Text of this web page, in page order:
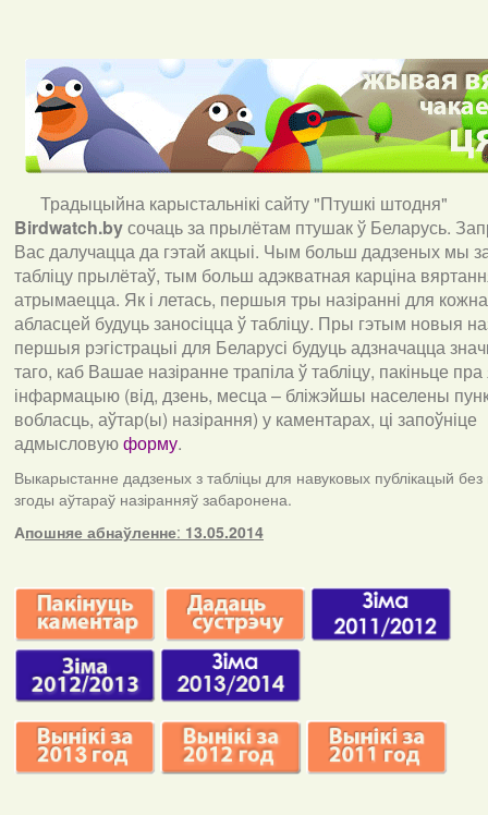
Традыцыйна карыстальнікі сайту "Птушкі штодня"
Birdwatch.byсочаць за прылётам птушак ў Беларусь.
Вас далучацца да гэтай акцыі. Чым больш дадзеных мы
табліцу прылётаў, тым больш адэкватная карціна
атрымаецца. Як і летась, першыя тры назіранні для
абласцей будуць заносіцца ў табліцу. Пры гэтым новыя
першыя рэгістрацыі для Беларусі будуць адзначацца
таго, каб Вашае назіранне трапіла ў табліцу, пакіньце пра
інфармацыю (від, дзень, месца – бліжэйшы населены
вобласць, аўтар(ы) назірання) у каментарах, ці запоўніце
адмысловуюформу.
Выкарыстанне дадзеных з табліцы для навуковых публікацый без
згоды аўтараў назіранняў забаронена.
Апошняе абнаўленне: 13.05.2014